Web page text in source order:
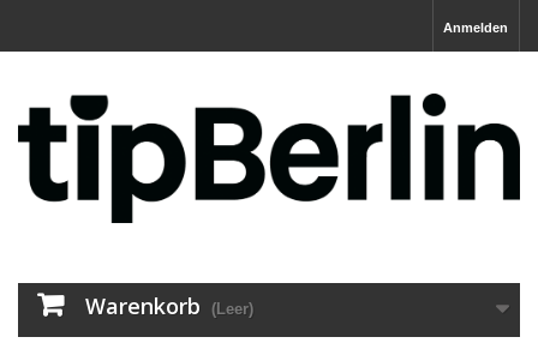
Anmelden
Warenkorb (Leer)